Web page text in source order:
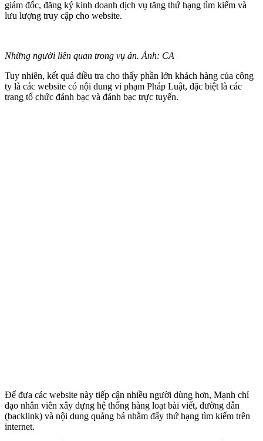
giám đốc, đăng ký kinh doanh dịch vụ tăng thứ hạng tìm kiếm và
lưu lượng truy cập cho website.
Những người liên quan trong vụ án. Ảnh: CA
Tuy nhiên, kết quả điều tra cho thấy phần lớn khách hàng của công
ty là các website có nội dung vi phạm Pháp Luật, đặc biệt là các
trang tổ chức đánh bạc và đánh bạc trực tuyến.
Để đưa các website này tiếp cận nhiều người dùng hơn, Mạnh chỉ
đạo nhân viên xây dựng hệ thống hàng loạt bài viết, đường dẫn
(backlink) và nội dung quảng bá nhằm đẩy thứ hạng tìm kiếm trên
internet.